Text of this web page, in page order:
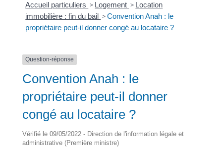
Accueil particuliers > Logement > Location
immobilière : fin du bail >Convention Anah : le
propriétaire peut-il donner congé au locataire ?
Question-réponse
Convention Anah : le
propriétaire peut-il donner
congé au locataire ?
Vérifié le 09/05/2022 - Direction de l'information légale et
administrative (Première ministre)